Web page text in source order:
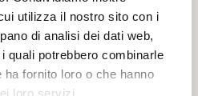
utilizza il nostro sito con i
di analisi dei dati web,
quali potrebbero combinarle
fornito loro o che hanno
loro servizi.
Mattioli Collection”
artistica
“Filologia del 900.
Martini” (Electa,
ricerche hanno
tra pittura italiana e